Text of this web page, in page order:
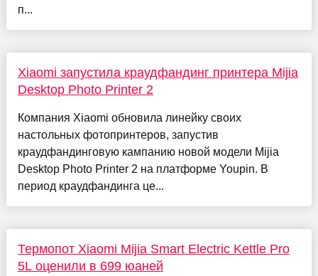
п...
Xiaomi запустила краудфандинг принтера Mijia
Desktop Photo Printer 2
Компания Xiaomi обновила линейку своих
настольных фотопринтеров, запустив
краудфандинговую кампанию новой модели Mijia
Desktop Photo Printer 2 на платформе Youpin. В
период краудфандинга це...
Термопот Xiaomi Mijia Smart Electric Kettle Pro
5L оценили в 699 юаней